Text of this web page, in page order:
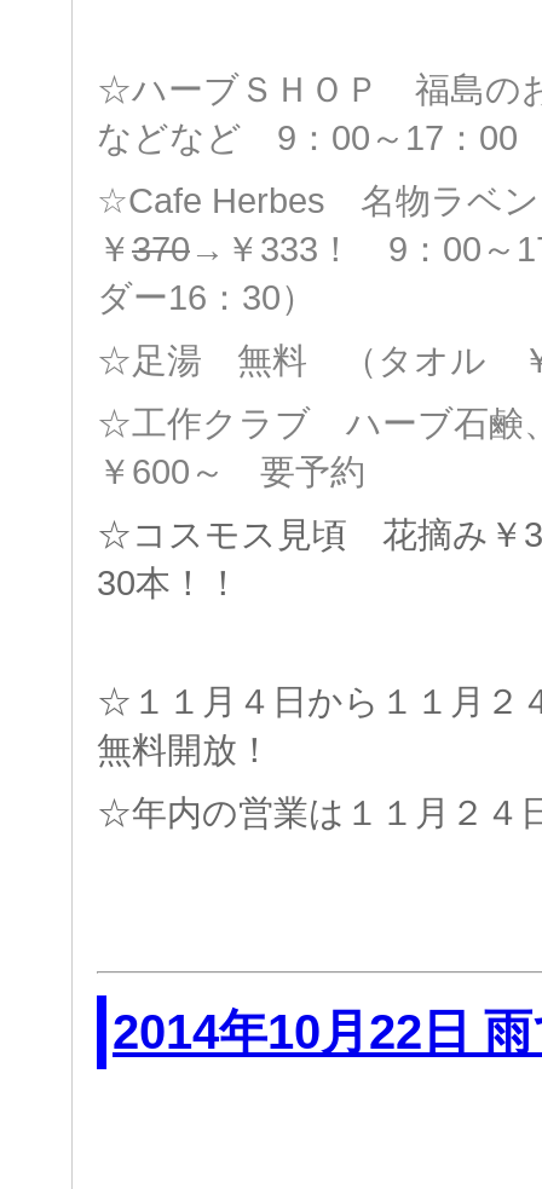
☆ハーブＳＨＯＰ 福島の
などなど 9：00～17：00
☆Cafe Herbes 名物ラベ
￥370→￥333！
9：00～
ダー16：30）
☆足湯 無料 （タオル
☆工作クラブ ハーブ石
￥600～
要予約
☆コスモス見頃 花摘み￥
30本！！
☆１１月４日から１１月２
無料開放！
☆年内の営業は１１月２４
2014年10月22日